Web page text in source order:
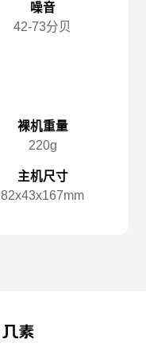
噪音
42-73分贝
裸机重量
220g
主机尺寸
82x️43x️167mm